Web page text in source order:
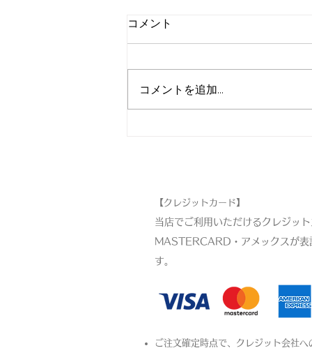
刃物まつり！SALE
コメント
コメントを追加…
【クレジットカード】
当店でご利用いただけるクレジッ
MASTERCARD・アメックスが表
す。​
ご注文確定時点で、クレジット会社